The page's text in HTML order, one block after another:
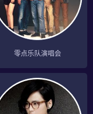
零点乐队演唱会